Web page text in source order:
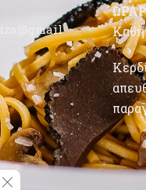
Κλείσιμο του Cookie banner